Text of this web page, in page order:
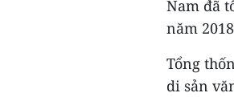
Nam đã
năm
Tổng
di sản